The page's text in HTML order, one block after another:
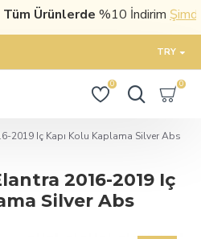
Ürünlerde%10 İndirimŞimdi
TRY
0 0
2019 Iç Kapı Kolu Kaplama Silver Abs
2016-2019 Iç
Silver Abs